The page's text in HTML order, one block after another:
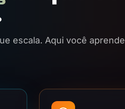
escala. Aqui você aprende